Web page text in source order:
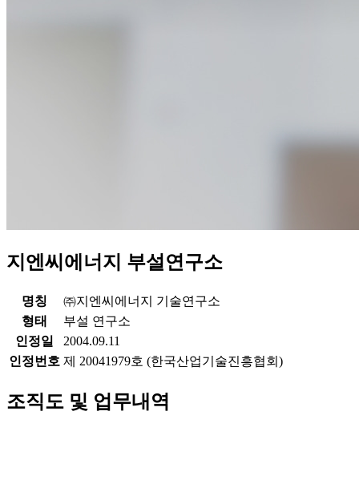
지엔씨에너지 부설연구소
명칭
㈜지엔씨에너지 기술연구소
형태
부설 연구소
인정일
2004.09.11
인정번호 제 20041979호 (한국산업기술진흥협회)
조직도 및 업무내역